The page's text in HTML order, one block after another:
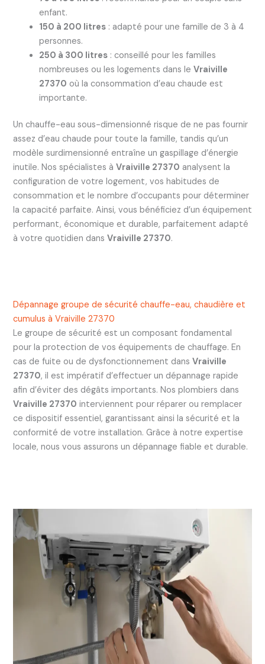
enfant.
150 à 200 litres: adapté pour une famille de 3 à 4
personnes.
250 à 300 litres: conseillé pour les familles
nombreuses ou les logements dans le Vraiville
27370 où la consommation d’eau chaude est
importante.
Un chauffe-eau sous-dimensionné risque de ne pas fournir
assez d’eau chaude pour toute la famille, tandis qu’un
modèle surdimensionné entraîne un gaspillage d’énergie
inutile. Nos spécialistes à Vraiville 27370 analysent la
configuration de votre logement, vos habitudes de
consommation et le nombre d’occupants pour déterminer
la capacité parfaite. Ainsi, vous bénéficiez d’un équipement
performant, économique et durable, parfaitement adapté
à votre quotidien dans Vraiville 27370.
Dépannage groupe de sécurité chauffe-eau, chaudière et
cumulus à Vraiville 27370
Le groupe de sécurité est un composant fondamental
pour la protection de vos équipements de chauffage. En
cas de fuite ou de dysfonctionnement dans Vraiville
27370, il est impératif d’effectuer un dépannage rapide
afin d’éviter des dégâts importants. Nos plombiers dans
Vraiville 27370 interviennent pour réparer ou remplacer
ce dispositif essentiel, garantissant ainsi la sécurité et la
conformité de votre installation. Grâce à notre expertise
locale, nous vous assurons un dépannage fiable et durable.